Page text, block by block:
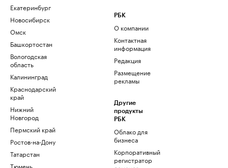
Екатеринбург
Новосибирск
Омск
Башкортостан
Вологодская
область
Калининград
Краснодарский
край
Нижний
Новгород
Пермский край
Ростов-на-Дону
Татарстан
Тюмень
РБК
О компании
Контактная
информация
Редакция
Размещение
рекламы
Другие
продукты
РБК
Облако для
бизнеса
Корпоративный
регистратор